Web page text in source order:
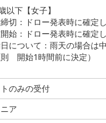
以下【女子】
切：ドロー発表時に確定
始：ドロー発表時に確定
について：雨天の場合は
則 開始1時間前に決定）
のみの受付
ア